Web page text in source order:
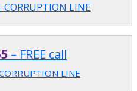
CORRUPTION LINE
– FREE call
LINE